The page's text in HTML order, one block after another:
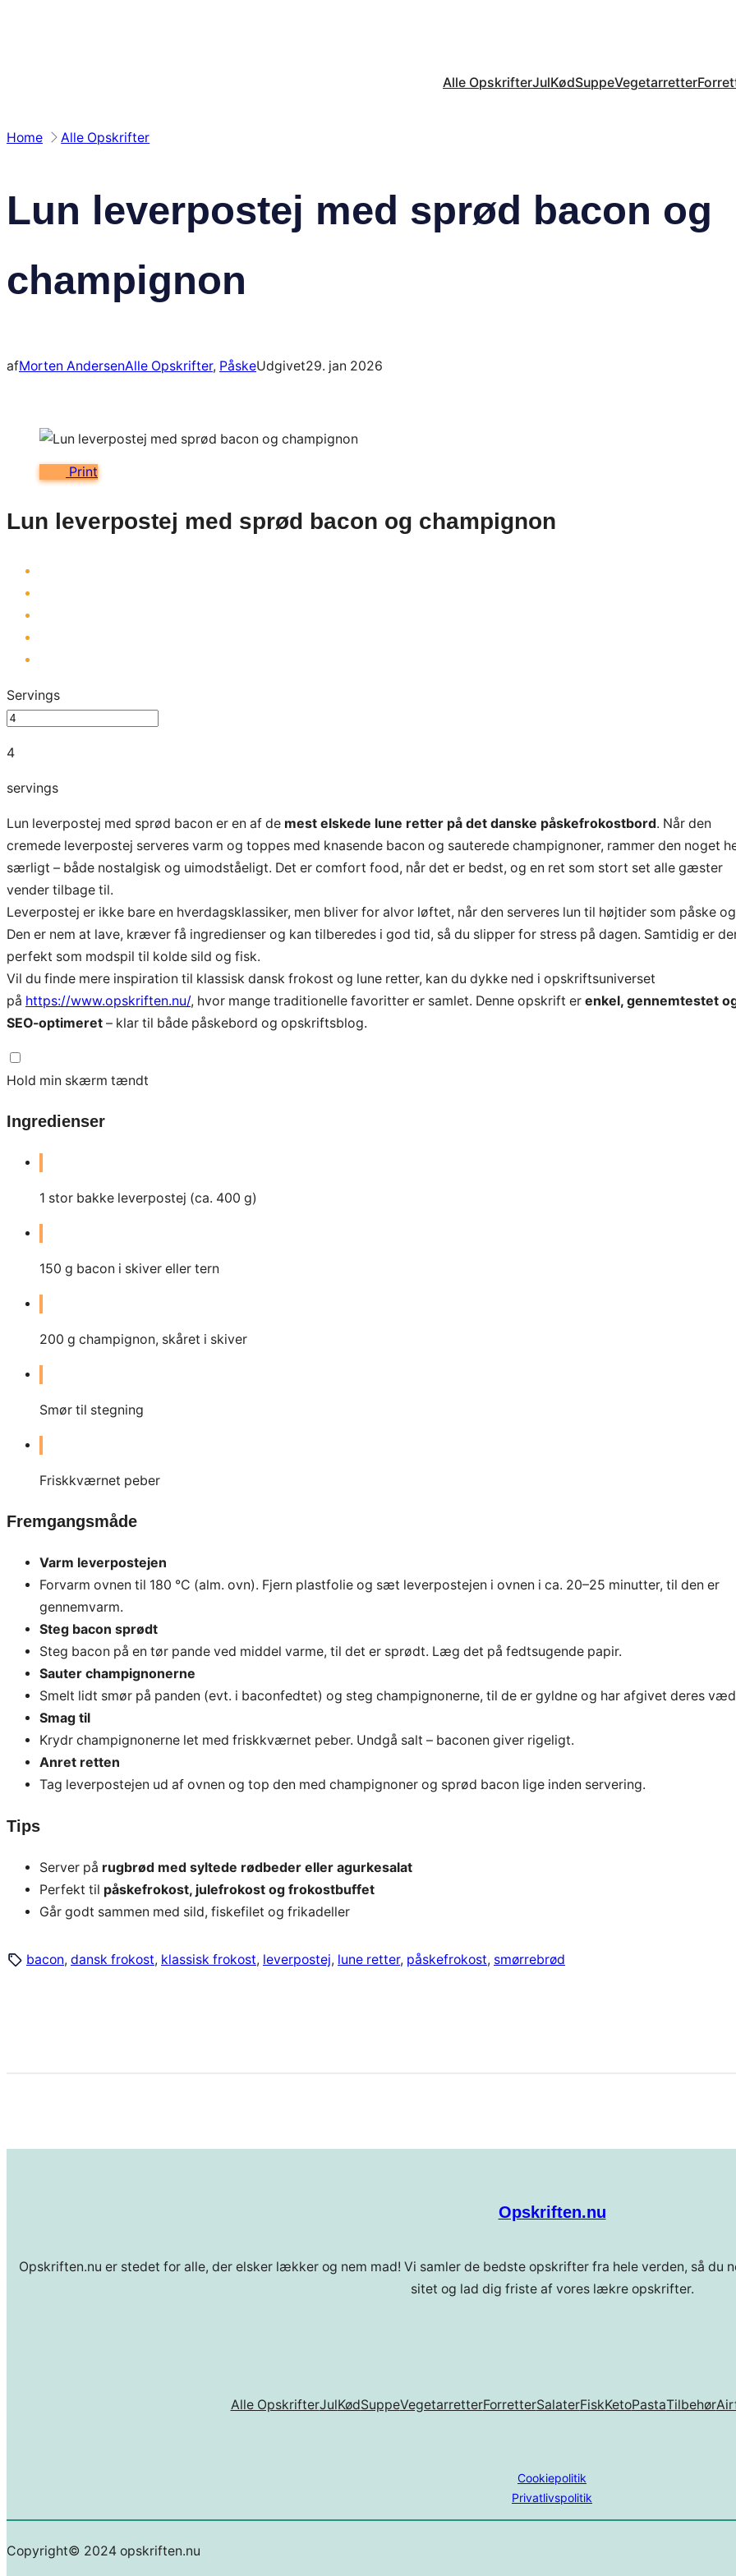
Alle OpskrifterJulKødSuppeVegetarretter
Home Alle Opskrifter
Lun leverpostej med sprød bacon og
champignon
afMorten AndersenAlle Opskrifter, PåskeUdgivet29. jan 2026
Print
Lun leverpostej med sprød bacon og champignon
Servings
4
servings
Lun leverpostej med sprød bacon er en af de mest elskede lune retter på det danske påskefrokostbord. Når den
cremede leverpostej serveres varm og toppes med knasende bacon og sauterede champignoner, rammer den noget
særligt – både nostalgisk og uimodståeligt. Det er comfort food, når det er bedst, og en ret som stort set alle gæster
vender tilbage til.
Leverpostej er ikke bare en hverdagsklassiker, men bliver for alvor løftet, når den serveres lun til højtider som påske
Den er nem at lave, kræver få ingredienser og kan tilberedes i god tid, så du slipper for stress på dagen. Samtidig er
perfekt som modspil til kolde sild og fisk.
Vil du finde mere inspiration til klassisk dansk frokost og lune retter, kan du dykke ned i opskriftsuniverset
på https://www.opskriften.nu/, hvor mange traditionelle favoritter er samlet. Denne opskrift er enkel, gennemtestet
SEO-optimeret – klar til både påskebord og opskriftsblog.
Hold min skærm tændt
Ingredienser
1 stor bakke leverpostej (ca. 400 g)
150 g bacon i skiver eller tern
200 g champignon, skåret i skiver
Smør til stegning
Friskkværnet peber
Fremgangsmåde
Varm leverpostejen
Forvarm ovnen til 180 °C (alm. ovn). Fjern plastfolie og sæt leverpostejen i ovnen i ca. 20–25 minutter, til den er
gennemvarm.
Steg bacon sprødt
Steg bacon på en tør pande ved middel varme, til det er sprødt. Læg det på fedtsugende papir.
Sauter champignonerne
Smelt lidt smør på panden (evt. i baconfedtet) og steg champignonerne, til de er gyldne og har afgivet deres
Smag til
Krydr champignonerne let med friskkværnet peber. Undgå salt – baconen giver rigeligt.
Anret retten
Tag leverpostejen ud af ovnen og top den med champignoner og sprød bacon lige inden servering.
Tips
Server på rugbrød med syltede rødbeder eller agurkesalat
Perfekt til påskefrokost, julefrokost og frokostbuffet
Går godt sammen med sild, fiskefilet og frikadeller
bacon, dansk frokost, klassisk frokost, leverpostej, lune retter, påskefrokost, smørrebrød
Opskriften.nu
Opskriften.nu er stedet for alle, der elsker lækker og nem mad! Vi samler de bedste opskrifter fra hele verden, så
sitet og lad dig friste af vores lækre opskrifter.
Alle OpskrifterJulKødSuppeVegetarretterForretterSalaterFiskKetoPastaTilbehør
Cookiepolitik
Privatlivspolitik
Copyright© 2024 opskriften.nu